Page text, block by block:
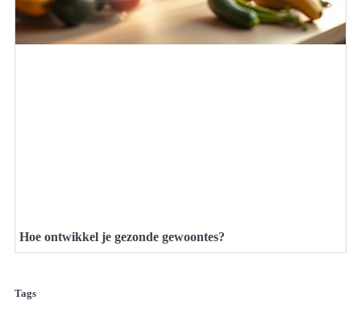
Hoe ontwikkel je gezonde gewoontes?
Tags